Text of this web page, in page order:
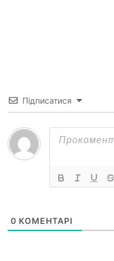
Підписатися
0 КОМЕНТАРІ